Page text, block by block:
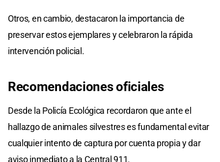
Otros, en cambio, destacaron la importancia de
preservar estos ejemplares y celebraron la rápida
intervención policial.
Recomendaciones oficiales
Desde la Policía Ecológica recordaron que ante el
hallazgo de animales silvestres es fundamental evitar
cualquier intento de captura por cuenta propia y dar
aviso inmediato a la Central 911.